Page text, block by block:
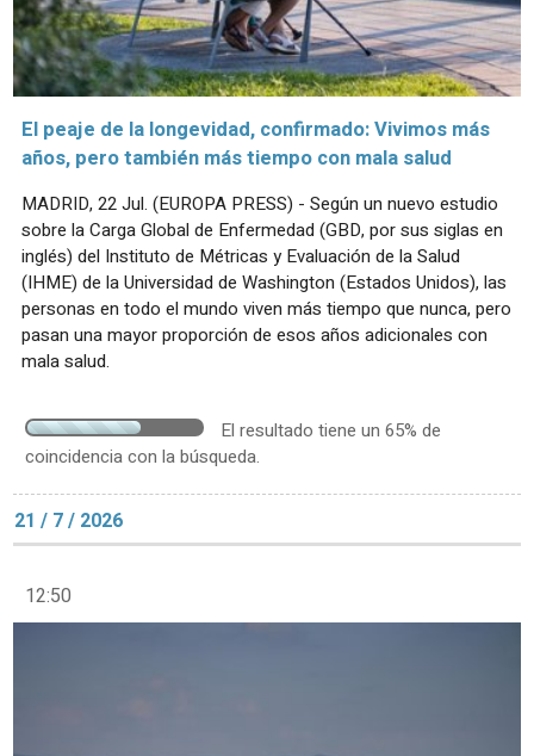
El peaje de la longevidad, confirmado: Vivimos más
años, pero también más tiempo con mala salud
MADRID, 22 Jul. (EUROPA PRESS) - Según un nuevo estudio
sobre la Carga Global de Enfermedad (GBD, por sus siglas en
inglés) del Instituto de Métricas y Evaluación de la Salud
(IHME) de la Universidad de Washington (Estados Unidos), las
personas en todo el mundo viven más tiempo que nunca, pero
pasan una mayor proporción de esos años adicionales con
mala salud.
El resultado tiene un 65% de
coincidencia con la búsqueda.
21 / 7 / 2026
12:50